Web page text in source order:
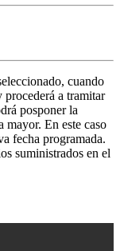
cuando
a tramitar
posponer la
mayor. En este caso
fecha programada.
suministrados en el